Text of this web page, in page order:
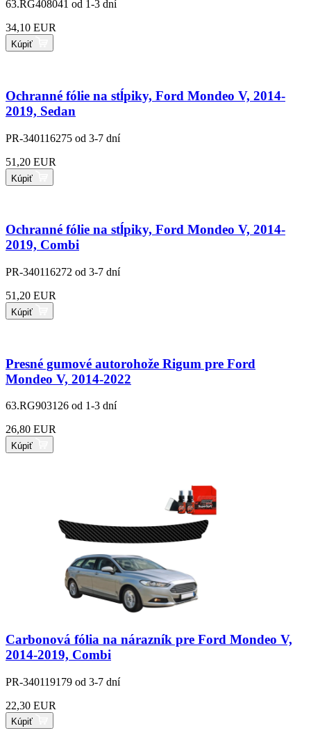
63.RG408041 od 1-3 dní
34,10 EUR
Kúpiť
Ochranné fólie na stĺpiky, Ford Mondeo V, 2014-
2019, Sedan
PR-340116275 od 3-7 dní
51,20 EUR
Kúpiť
Ochranné fólie na stĺpiky, Ford Mondeo V, 2014-
2019, Combi
PR-340116272 od 3-7 dní
51,20 EUR
Kúpiť
Presné gumové autorohože Rigum pre Ford
Mondeo V, 2014-2022
63.RG903126 od 1-3 dní
26,80 EUR
Kúpiť
Carbonová fólia na nárazník pre Ford Mondeo V,
2014-2019, Combi
PR-340119179 od 3-7 dní
22,30 EUR
Kúpiť